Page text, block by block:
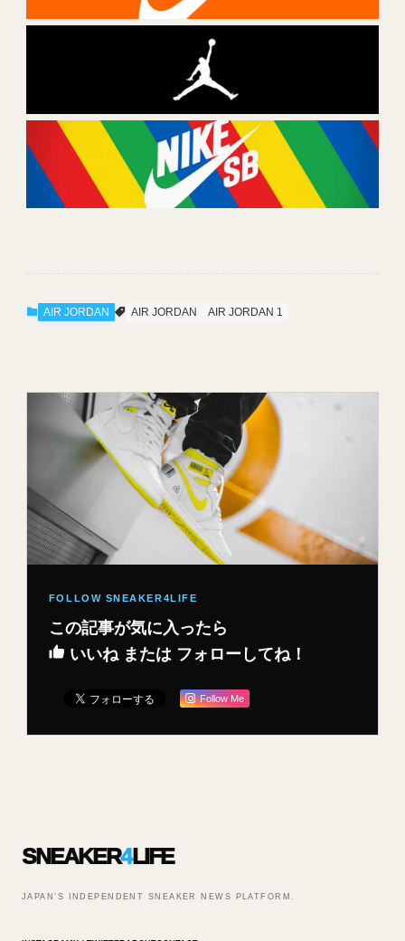
AIR JORDAN AIR JORDAN AIR JORDAN 1
この記事が気に入ったら
いいね または フォローしてね！
Follow Me
SNEAKER4LIFE
JAPAN’S INDEPENDENT SNEAKER NEWS PLATFORM.